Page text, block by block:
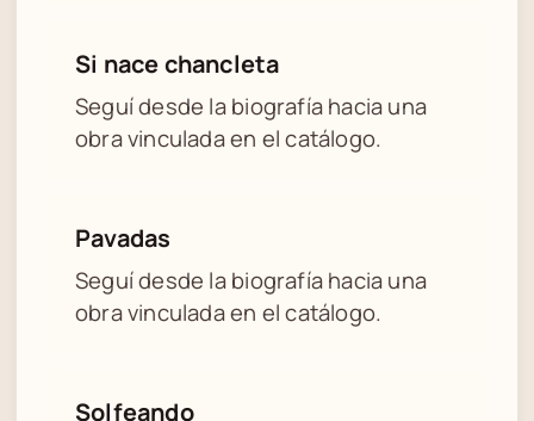
Si nace chancleta
Seguí desde la biografía hacia una
obra vinculada en el catálogo.
Pavadas
Seguí desde la biografía hacia una
obra vinculada en el catálogo.
Solfeando